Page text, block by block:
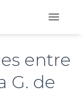
R
M
entre
G. de